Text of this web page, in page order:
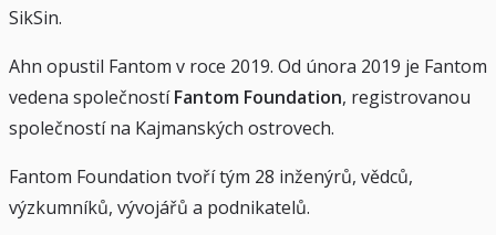
SikSin.
Ahn opustil Fantom v roce 2019. Od února 2019 je Fantom
vedena společnostíFantom Foundation, registrovanou
společností na Kajmanských ostrovech.
Fantom Foundation tvoří tým 28 inženýrů, vědců,
výzkumníků, vývojářů a podnikatelů.